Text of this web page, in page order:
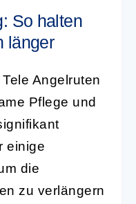
So halten
länger
Angelruten
Pflege und
einige
die
zu verlängern